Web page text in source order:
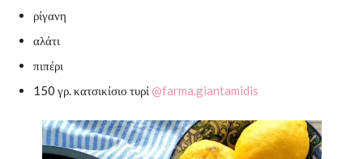
ρίγανη
αλάτι
πιπέρι
150 γρ. κατσικίσιο τυρί@farma.giantamidis